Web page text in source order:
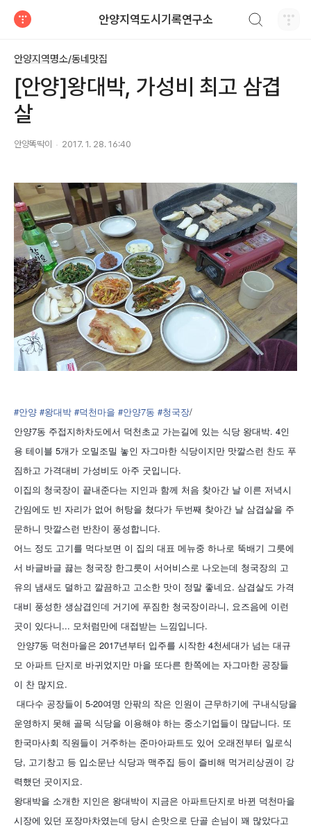
안양지역도시기록연구소
안양지역명소/동네맛집
[안양]왕대박, 가성비 최고 삼겹
살
안양똑딱이 2017. 1. 28. 16:40
#안양 #왕대박 #덕천마을 #안양7동 #청국장/
안양7동 주접지하차도에서 덕천초교 가는길에 있는 식당 왕대박. 4인
용 테이블 5개가 오밀조밀 놓인 자그마한 식당이지만 맛깔스런 찬도 푸
짐하고 가격대비 가성비도 아주 굿입니다.
이집의 청국장이 끝내준다는 지인과 함께 처음 찾아간 날 이른 저녁시
간임에도 빈 자리가 없어 허탕을 쳤다가 두번째 찾아간 날 삼겹살을 주
문하니 맛깔스런 반찬이 풍성합니다.
어느 정도 고기를 먹다보면 이 집의 대표 메뉴중 하나로 뚝배기 그릇에
서 바글바글 끓는 청국장 한그릇이 서어비스로 나오는데 청국장의 고
유의 냄새도 덜하고 깔끔하고 고소한 맛이 정말 좋네요. 삼겹살도 가격
대비 풍성한 생삼겹인데 거기에 푸짐한 청국장이라니, 요즈음에 이런
곳이 있다니... 모처럼만에 대접받는 느낌입니다.
안양7동 덕천마을은 2017년부터 입주를 시작한 4천세대가 넘는 대규
모 아파트 단지로 바귀었지만 마을 또다른 한쪽에는 자그마한 공장들
이 찬 많지요.
대다수 공장들이 5-20여명 안팎의 작은 인원이 근무하기에 구내식당을
운영하지 못해 골목 식당을 이용해야 하는 중소기업들이 많답니다. 또
한국마사회 직원들이 거주하는 준마아파트도 있어 오래전부터 일로식
당, 고기창고 등 입소문난 식당과 맥주집 등이 즐비해 먹거리상권이 강
력했던 곳이지요.
왕대박을 소개한 지인은 왕대박이 지금은 아파트단지로 바뀐 덕천마을
시장에 있던 포장마차였는데 당시 손맛으로 단골 손님이 꽤 많았다고